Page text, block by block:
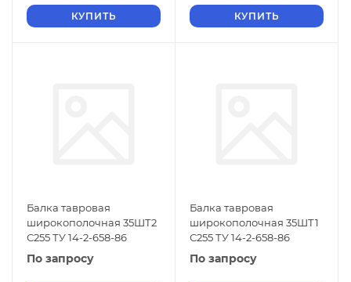
КУПИТЬ КУПИТЬ
Балка тавровая
широкополочная 35ШТ2
С255 ТУ 14-2-658-86
По запросу
Балка тавровая
широкополочная 35ШТ1
С255 ТУ 14-2-658-86
По запросу